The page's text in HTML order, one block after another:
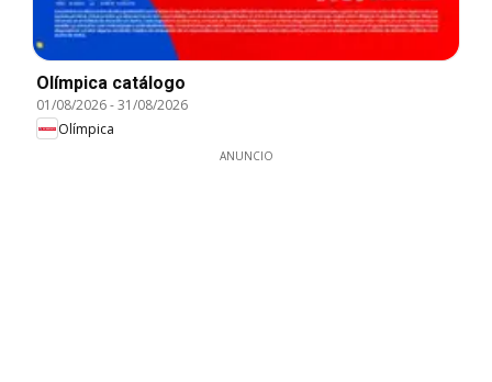
Olímpica catálogo
01/08/2026-31/08/2026
Olímpica
ANUNCIO